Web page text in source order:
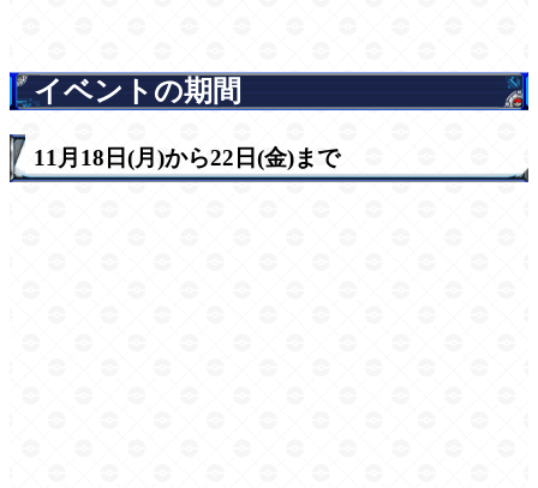
イベントの期間
11月18日(月)から22日(金)まで